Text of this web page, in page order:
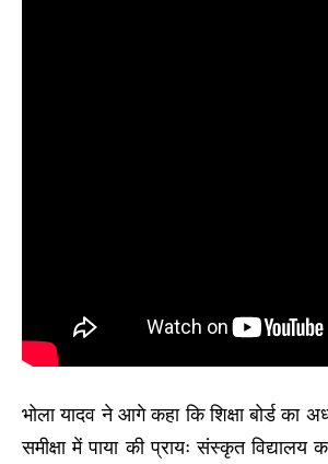
भोला यादव ने आगे कहा कि शिक्षा बोर्ड का
समीक्षा में पाया की प्रायः संस्कृत